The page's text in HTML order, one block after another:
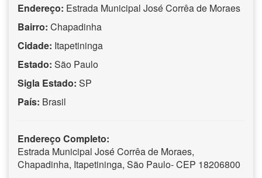
Endereço: Estrada Municipal José Corrêa de Moraes
Bairro: Chapadinha
Cidade: Itapetininga
Estado: São Paulo
Sigla Estado: SP
País: Brasil
Endereço Completo:
Estrada Municipal José Corrêa de Moraes,
Chapadinha, Itapetininga, São Paulo- CEP 18206800